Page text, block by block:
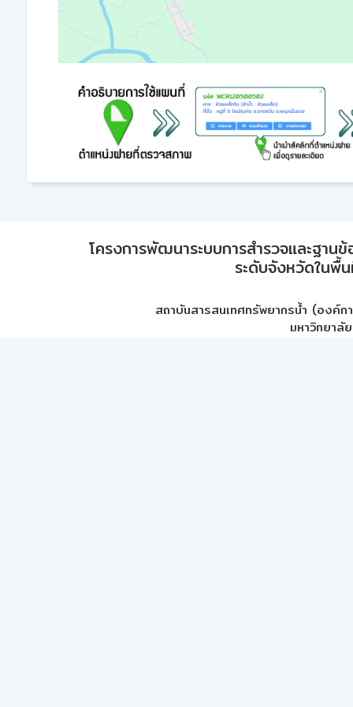
โครงการพัฒนาระบบการสำรวจและฐา
ระดับจังหวัดในพื้
สถาบันสารสนเทศทรัพยากรน้ำ (องค์ก
มหาวิทยาลั